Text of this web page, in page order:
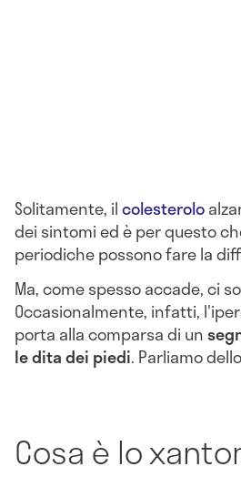
Solitamente, ilcolesterolo
dei sintomi ed è per questo
periodiche possono fare la
Ma, come spesso accade, ci
Occasionalmente, infatti,
porta alla comparsa di un
le dita dei piedi. Parliamo dello
Cosa è lo